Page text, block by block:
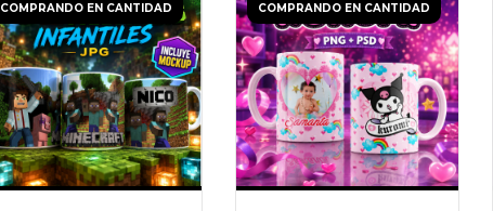
COMPRANDO EN CANTIDAD COMPRANDO EN CANTIDAD